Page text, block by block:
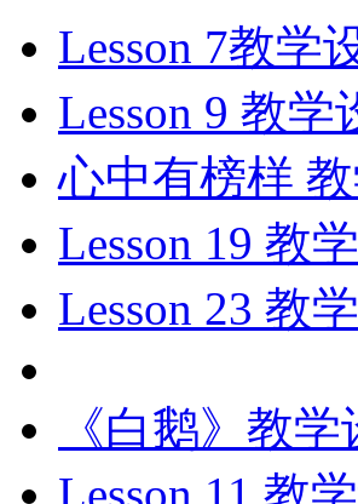
Lesson 7教学
Lesson 9 教学
心中有榜样
Lesson 19 教
Lesson 23 教
《白鹅》教